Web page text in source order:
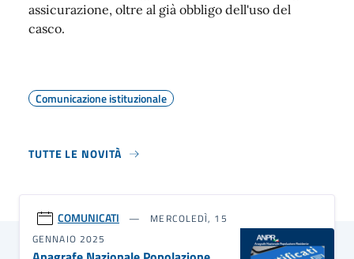
assicurazione, oltre al già obbligo dell'uso del
casco.
Comunicazione istituzionale
TUTTE LE NOVITÀ
COMUNICATI
MERCOLEDÌ, 15
GENNAIO 2025